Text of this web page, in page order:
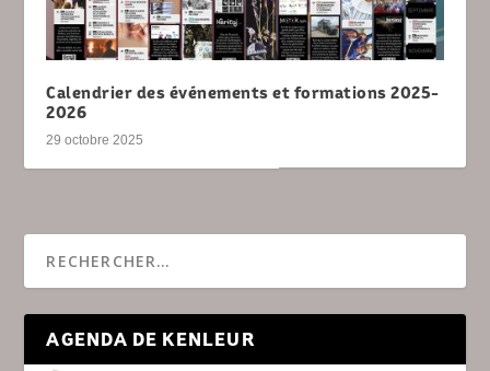
Calendrier des événements et formations 2025-
2026
29 octobre 2025
AGENDA DE KENLEUR